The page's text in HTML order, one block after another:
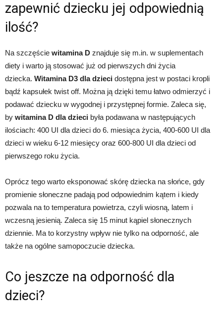
zapewnić dziecku jej odpowiednią
ilość?
Na szczęście witamina D znajduje się m.in. w suplementach
diety i warto ją stosować już od pierwszych dni życia
dziecka. Witamina D3 dla dzieci dostępna jest w postaci kropli
bądź kapsułek twist off. Można ją dzięki temu łatwo odmierzyć i
podawać dziecku w wygodnej i przystępnej formie. Zaleca się,
by witamina D dla dzieci była podawana w następujących
ilościach: 400 UI dla dzieci do 6. miesiąca życia, 400-600 UI dla
dzieci w wieku 6-12 miesięcy oraz 600-800 UI dla dzieci od
pierwszego roku życia.
Oprócz tego warto eksponować skórę dziecka na słońce, gdy
promienie słoneczne padają pod odpowiednim kątem i kiedy
pozwala na to temperatura powietrza, czyli wiosną, latem i
wczesną jesienią. Zaleca się 15 minut kąpiel słonecznych
dziennie. Ma to korzystny wpływ nie tylko na odporność, ale
także na ogólne samopoczucie dziecka.
Co jeszcze na odporność dla
dzieci?